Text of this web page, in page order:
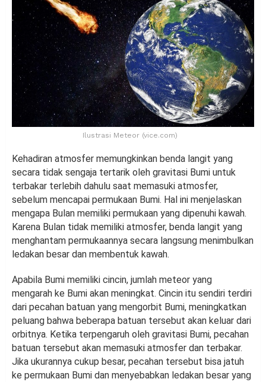
Ilustrasi Meteor (vice.com)
Kehadiran atmosfer memungkinkan benda langit yang
secara tidak sengaja tertarik oleh gravitasi Bumi untuk
terbakar terlebih dahulu saat memasuki atmosfer,
sebelum mencapai permukaan Bumi. Hal ini menjelaskan
mengapa Bulan memiliki permukaan yang dipenuhi kawah.
Karena Bulan tidak memiliki atmosfer, benda langit yang
menghantam permukaannya secara langsung menimbulkan
ledakan besar dan membentuk kawah.
Apabila Bumi memiliki cincin, jumlah meteor yang
mengarah ke Bumi akan meningkat. Cincin itu sendiri terdiri
dari pecahan batuan yang mengorbit Bumi, meningkatkan
peluang bahwa beberapa batuan tersebut akan keluar dari
orbitnya. Ketika terpengaruh oleh gravitasi Bumi, pecahan
batuan tersebut akan memasuki atmosfer dan terbakar.
Jika ukurannya cukup besar, pecahan tersebut bisa jatuh
ke permukaan Bumi dan menyebabkan ledakan besar yang